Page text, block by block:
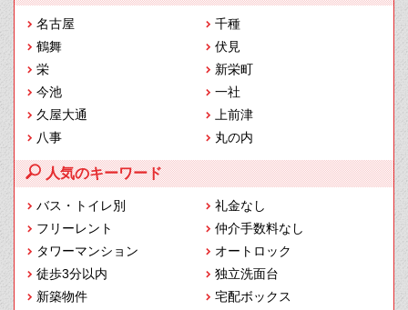
名古屋
千種
鶴舞
伏見
栄
新栄町
今池
一社
久屋大通
上前津
八事
丸の内
人気のキーワード
バス・トイレ別
礼金なし
フリーレント
仲介手数料なし
タワーマンション
オートロック
徒歩3分以内
独立洗面台
新築物件
宅配ボックス